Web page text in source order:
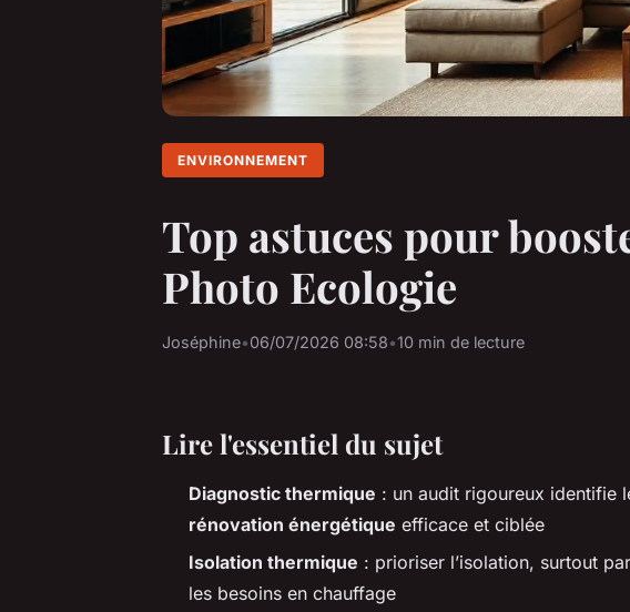
ENVIRONNEMENT
Top astuces pour
Photo Ecologie
Joséphine•06/07/2026 08:58•10 min de lecture
Lire l'essentiel du sujet
Diagnostic thermique : un audit rigoureux identifie
rénovation énergétique efficace et ciblée
Isolation thermique : prioriser l’isolation, surtout
les besoins en chauffage